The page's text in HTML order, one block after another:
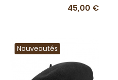
45,00 €
Nouveautés